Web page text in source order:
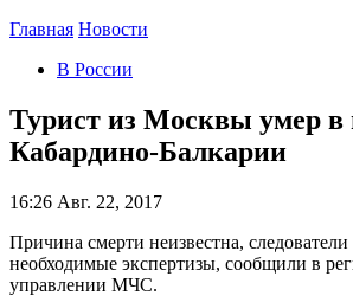
Главная Новости
В России
Турист из Москвы умер в
Кабардино-Балкарии
16:26 Авг. 22, 2017
Причина смерти неизвестна, следователи
необходимые экспертизы, сообщили в
управлении МЧС.